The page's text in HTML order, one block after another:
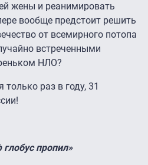
жены и реанимировать
вообще предстоит решить
от всемирного потопа
встреченными
НЛО?
только раз в году, 31
пропил»